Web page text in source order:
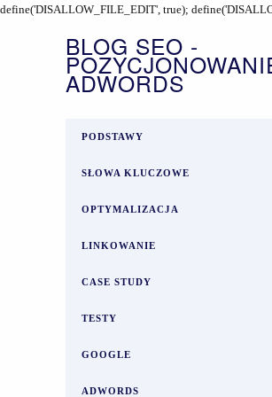
define('DISALLOW_FILE_EDIT', true);
BLOG SEO -
ADWORDS
PODSTAWY
SŁOWA KLUCZOWE
OPTYMALIZACJA
LINKOWANIE
CASE STUDY
TESTY
GOOGLE
ADWORDS